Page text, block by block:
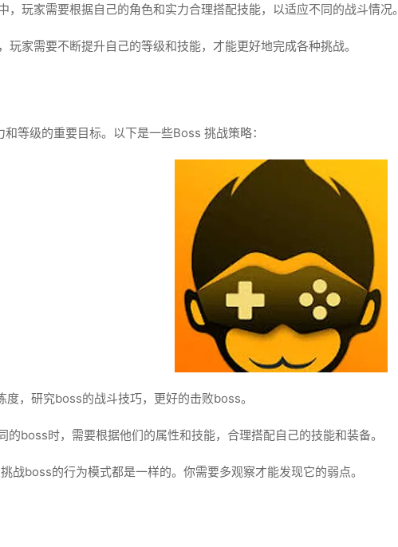
，玩家需要根据自己的角色和实力合理搭配技能，以适应不同的战斗情况。
玩家需要不断提升自己的等级和技能，才能更好地完成各种挑战。
等级的重要目标。以下是一些Boss 挑战策略：
度，研究boss的战斗技巧，更好的击败boss。
的boss时，需要根据他们的属性和技能，合理搭配自己的技能和装备。
战boss的行为模式都是一样的。你需要多观察才能发现它的弱点。